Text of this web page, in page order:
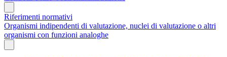
Riferimenti normativi
Organismi indipendenti di valutazione, nuclei di valutazione o altri
organismi con funzioni analoghe